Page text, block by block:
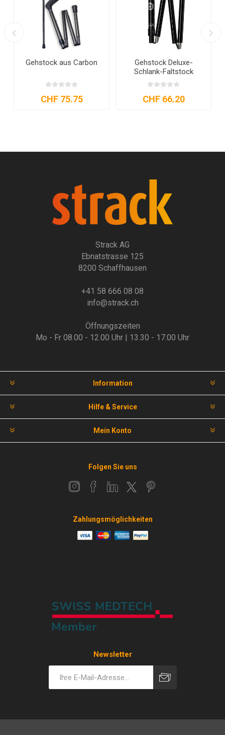
Gehstock aus Carbon
CHF 75.75
Gehstock Deluxe-
Schlank-Faltstock
CHF 66.20
Strack AG
Ebnatstrasse 125
8200 Schaffhausen
+41 58 666 08 08
info@strack.ch
Öffnungszeiten
Mo - Fr 08.00 - 12.00 Uhr | 13.30 - 17.00 Uhr
Information
Hilfe & Service
Mein Konto
Folgen Sie uns
Zahlungsmöglichkeiten
Newsletter